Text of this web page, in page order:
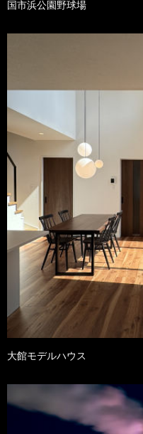
国市浜公園野球場
大館モデルハウス